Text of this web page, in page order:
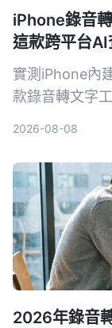
iPhone錄音
這款跨平台
實測iPhone內
款錄音轉文字
2026-08-08
2026年錄音